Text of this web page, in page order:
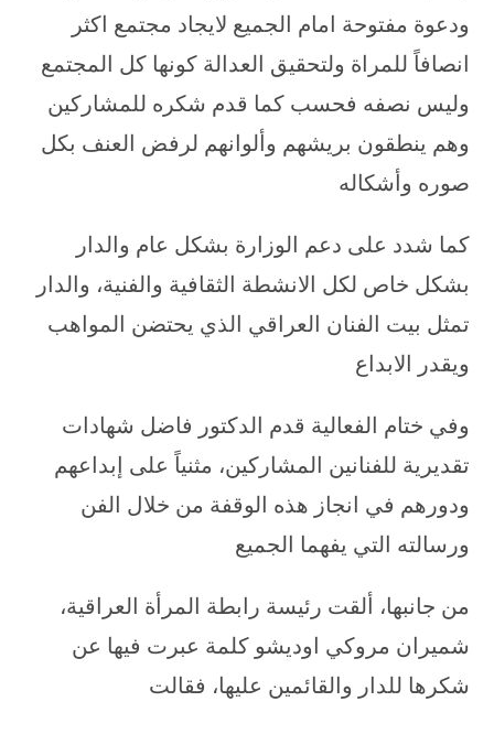
ودعوة مفتوحة امام الجميع لايجاد مجتمع اكثر
انصافاً للمراة ولتحقيق العدالة كونها كل المجتمع
وليس نصفه فحسب كما قدم شكره للمشاركين
وهم ينطقون بريشهم وألوانهم لرفض العنف بكل
صوره وأشكاله
كما شدد على دعم الوزارة بشكل عام والدار
بشكل خاص لكل الانشطة الثقافية والفنية، والدار
تمثل بيت الفنان العراقي الذي يحتضن المواهب
ويقدر الابداع
وفي ختام الفعالية قدم الدكتور فاضل شهادات
تقديرية للفنانين المشاركين، مثنياً على إبداعهم
ودورهم في انجاز هذه الوقفة من خلال الفن
ورسالته التي يفهما الجميع
من جانبها، ألقت رئيسة رابطة المرأة العراقية،
شميران مروكي اوديشو كلمة عبرت فيها عن
شكرها للدار والقائمين عليها، فقالت